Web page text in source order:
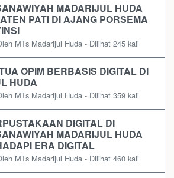
MADARIJUL HUDA
PATI DI AJANG PORSEMA
MTs Madarijul Huda - Dilihat 245 kali
OPIM BERBASIS DIGITAL DI
HUDA
MTs Madarijul Huda - Dilihat 359 kali
DIGITAL DI
MADARIJUL HUDA
ERA DIGITAL
MTs Madarijul Huda - Dilihat 460 kali